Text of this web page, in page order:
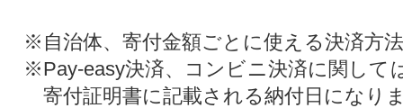
※自治体、寄付金額ごとに使える決済方
※Pay-easy決済、コンビニ決済に関して
寄付証明書に記載される納付日になり